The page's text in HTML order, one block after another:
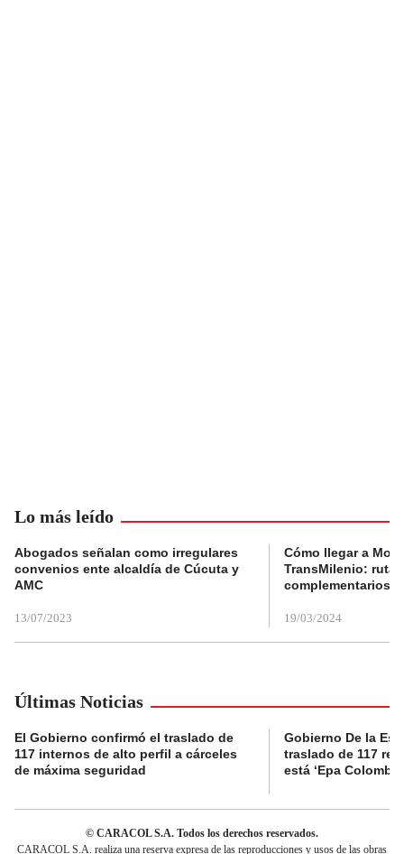
Lo más leído
Abogados señalan como irregulares
convenios ente alcaldía de Cúcuta y
AMC
13/07/2023
Cómo llegar a
TransMilenio:
complementarios
19/03/2024
Últimas Noticias
El Gobierno confirmó el traslado de
117 internos de alto perfil a cárceles
de máxima seguridad
Gobierno De la
traslado de 117
está ‘Epa
© CARACOL S.A. Todos los derechos reservados.
CARACOL S.A. realiza una reserva expresa de las reproducciones y usos de las obras